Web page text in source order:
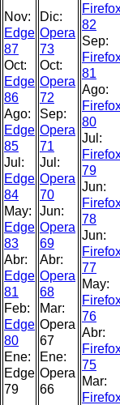
Nov:
Edge
87
Oct:
Edge
86
Ago:
Edge
85
Jul:
Edge
84
May:
Edge
83
Abr:
Edge
81
Feb:
Edge
80
Ene:
Edge
79
Dic:
Opera
73
Oct:
Opera
72
Sep:
Opera
71
Jul:
Opera
70
Jun:
Opera
69
Abr:
Opera
68
Mar:
Opera
67
Ene:
Opera
66
82
Sep:
81
Ago:
80
Jul:
79
Jun:
78
Jun:
77
May:
76
Abr:
75
Mar: